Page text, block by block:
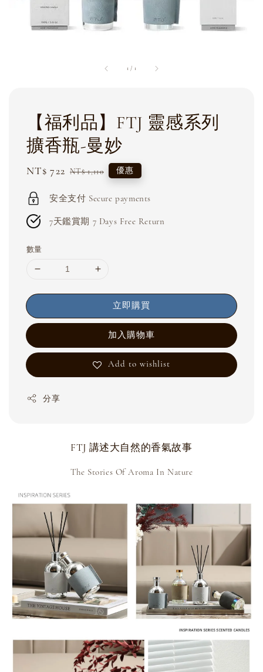
1 / 1
【福利品】FTJ 靈感系列
擴香瓶-曼妙
Sale
NT$ 722 Regular
NT$ 1,110 優惠
安全支付 Secure payments
7天鑑賞期 7 Days Free Return
數量
立即購買
加入購物車
Add to wishlist
分享
FTJ 講述大自然的香氣故事
The Stories Of Aroma In Nature